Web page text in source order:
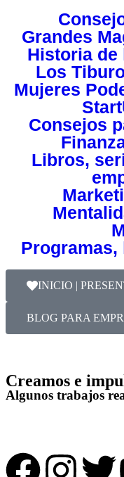
Grandes
Historia de
Los
Mujeres
Consejos
Libros,
Programas,
INICIO |
BLOG PARA
Creamos e
Algunos trabajos